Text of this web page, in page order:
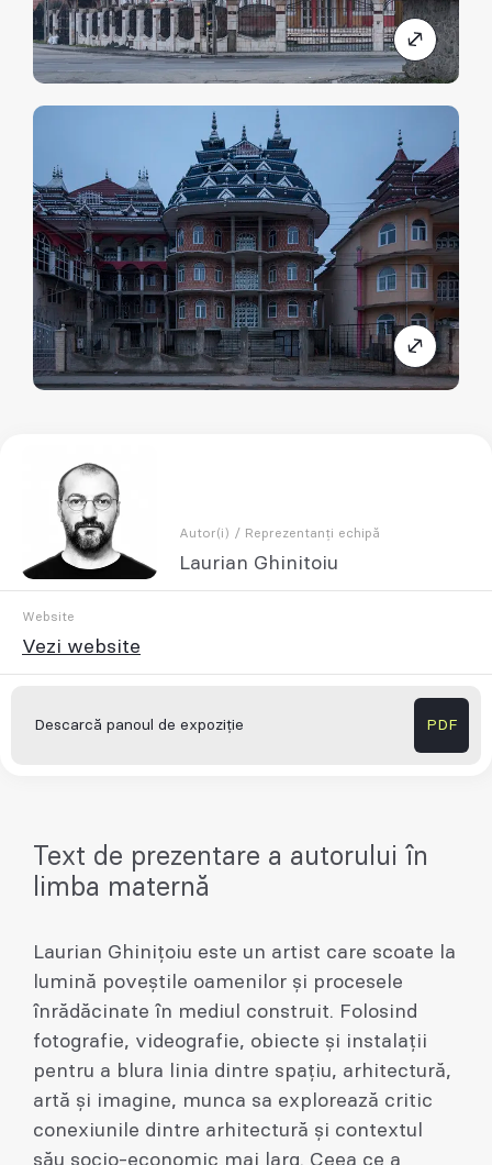
Autor(i) / Reprezentanți echipă
Laurian Ghinitoiu
Website
Vezi website
Descarcă panoul de expoziție PDF
Text de prezentare a autorului în
limba maternă
Laurian Ghinițoiu este un artist care scoate la
lumină poveștile oamenilor și procesele
înrădăcinate în mediul construit. Folosind
fotografie, videografie, obiecte și instalații
pentru a blura linia dintre spațiu, arhitectură,
artă și imagine, munca sa explorează critic
conexiunile dintre arhitectură și contextul
său socio-economic mai larg. Ceea ce a